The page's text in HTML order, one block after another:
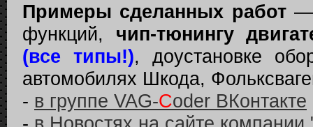
Примеры сделанных работ—
функций, чип-тюнингу
(все типы!), доустановке
автомобилях Шкода,
- в группе VAG-Coder ВКонтакте